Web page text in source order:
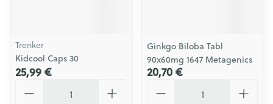
Trenker
Kidcool Caps 30
25,99 €
Ginkgo Biloba Tabl
90x60mg 1647 Metagenics
20,70 €